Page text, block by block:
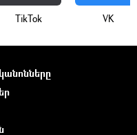
ТikТоk VK